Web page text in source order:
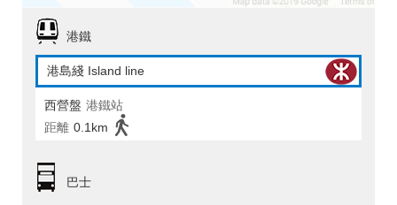
港鐵
港島綫 Island line
西營盤 港鐵站
距離 0.1km
巴士